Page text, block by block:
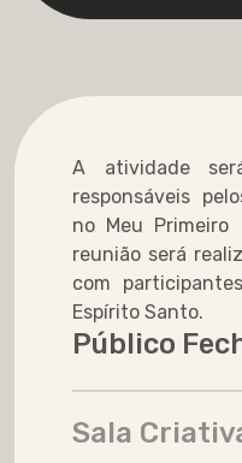
A atividade
responsáveis
no Meu
reunião será
com
Espírito Santo.
Público
Sala